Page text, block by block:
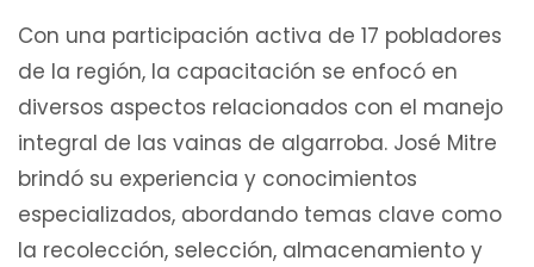
Con una participación activa de 17 pobladores
de la región, la capacitación se enfocó en
diversos aspectos relacionados con el manejo
integral de las vainas de algarroba. José Mitre
brindó su experiencia y conocimientos
especializados, abordando temas clave como
la recolección, selección, almacenamiento y